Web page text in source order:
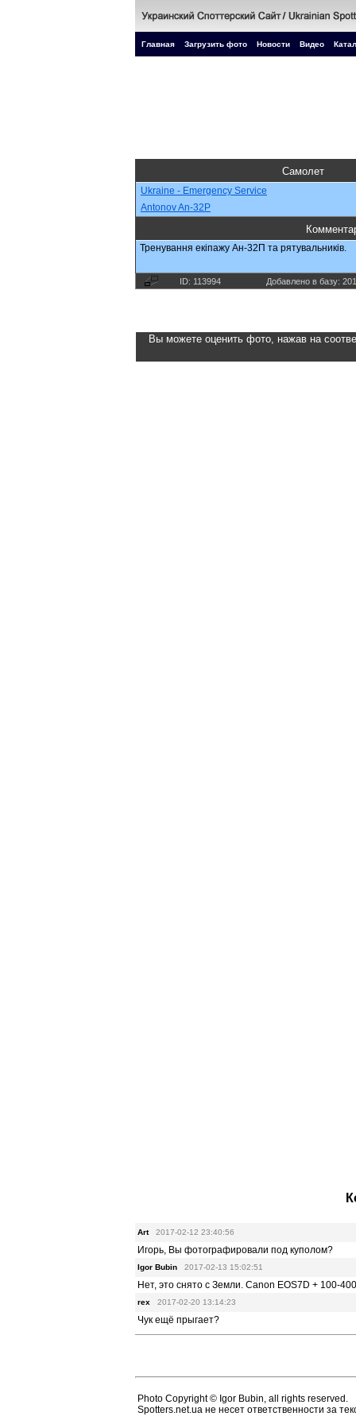
Главная Загрузить фото Новости Видео
Самолет
Ukraine - Emergency Service
Antonov An-32P
Тренування екіпажу Ан-32П та рятувальників.
ID: 113994 Добавлено в базу:
Вы можете оценить фото, нажав на
Art 2017-02-12 23:40:56
Игорь, Вы фотографировали под куполом?
Igor Bubin 2017-02-13 15:02:51
Нет, это снято с Земли. Canon EOS7D + 100-
rex 2017-02-20 13:14:23
Чук ещё прыгает?
Photo Copyright © Igor Bubin, all rights reserved.
Spotters.net.ua не несет ответственности за